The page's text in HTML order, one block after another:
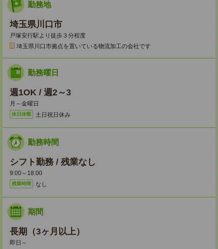
勤務地
埼玉県川口市
戸塚安行駅より徒歩３分程度
埼玉県川口市拠点を置いている物流加工の会社です
勤務曜日
週1OK / 週2～3
月～金曜日
休日休暇 土日祝日休み
勤務時間
シフト勤務 / 残業なし
9:00～18:00
残業時間 なし
期間
長期（3ヶ月以上）
即日～